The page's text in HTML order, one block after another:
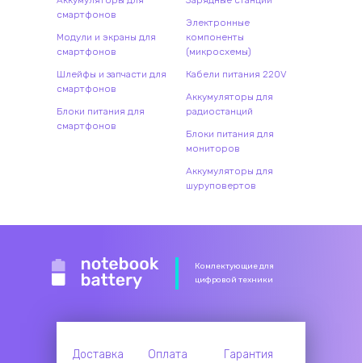
смартфонов
Модули и экраны для
смартфонов
Шлейфы и запчасти для
смартфонов
Блоки питания для
смартфонов
Электронные
компоненты
(микросхемы)
Кабели питания 220V
Аккумуляторы для
радиостанций
Блоки питания для
мониторов
Аккумуляторы для
шуруповертов
Комлектующие для
цифровой техники
Доставка Оплата
Гарантия